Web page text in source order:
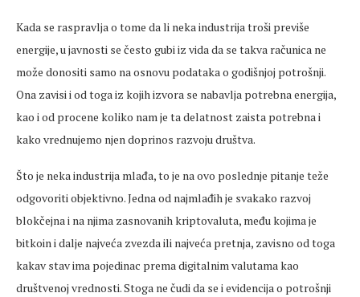
Kada se raspravlja o tome da li neka industrija troši previše
energije, u javnosti se često gubi iz vida da se takva računica ne
može donositi samo na osnovu podataka o godišnjoj potrošnji.
Ona zavisi i od toga iz kojih izvora se nabavlja potrebna energija,
kao i od procene koliko nam je ta delatnost zaista potrebna i
kako vrednujemo njen doprinos razvoju društva.
Što je neka industrija mlađa, to je na ovo poslednje pitanje teže
odgovoriti objektivno. Jedna od najmlađih je svakako razvoj
blokčejna i na njima zasnovanih kriptovaluta, među kojima je
bitkoin i dalje najveća zvezda ili najveća pretnja, zavisno od toga
kakav stav ima pojedinac prema digitalnim valutama kao
društvenoj vrednosti. Stoga ne čudi da se i evidencija o potrošnji